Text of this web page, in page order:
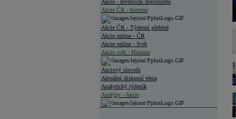
Akcie - Investiční doporučení
Akcie ČR - historie
Akcie ČR - Týdenní přehled
Akcie online - ČR
Akcie online - Svět
Akcie svět - Historie
Akciový slovník
Aktuální diskusní téma
Analytický týdeník
Analýzy - Akcie